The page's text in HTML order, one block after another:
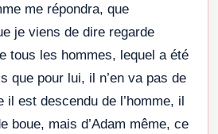
me répondra, que
je viens de dire regarde
tous les hommes, lequel a été
que pour lui, il n’en va pas de
il est descendu de l’homme, il
boue, mais d’Adam même, ce